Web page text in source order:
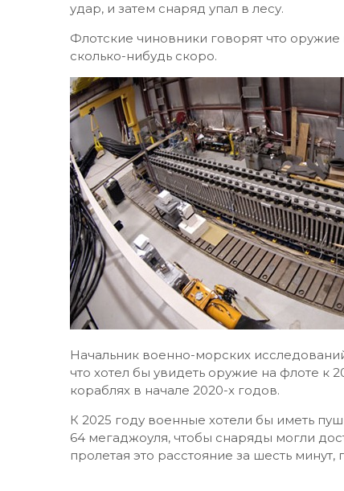
удар, и затем снаряд упал в лесу.
Флотские чиновники говорят что
сколько-нибудь скоро.
Начальник военно-морских
что хотел бы увидеть оружие на флоте к
кораблях в начале 2020-х годов.
К 2025 году военные хотели бы иметь
64 мегаджоуля, чтобы снаряды могли
пролетая это расстояние за шесть минут,